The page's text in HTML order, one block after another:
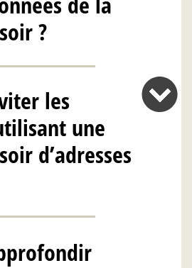
?
les
une
d’adresses